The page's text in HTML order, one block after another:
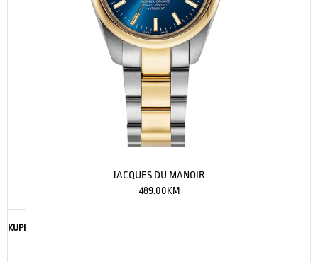
JACQUES DU MANOIR
489.00KM
KUPI